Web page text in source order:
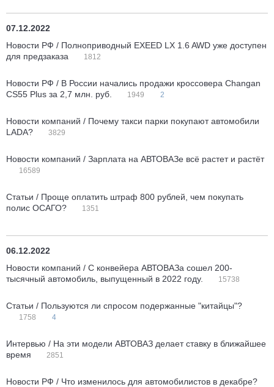
07.12.2022
Новости РФ / Полноприводный EXEED LX 1.6 AWD уже доступен
для предзаказа
1812
Новости РФ / В России начались продажи кроссовера Changan
CS55 Plus за 2,7 млн. руб.
1949 2
Новости компаний / Почему такси парки покупают автомобили
LADA?
3829
Новости компаний / Зарплата на АВТОВАЗе всё растет и растёт
16589
Статьи / Проще оплатить штраф 800 рублей, чем покупать
полис ОСАГО?
1351
06.12.2022
Новости компаний / С конвейера АВТОВАЗа сошел 200-
тысячный автомобиль, выпущенный в 2022 году.
15738
Статьи / Пользуются ли спросом подержанные "китайцы"?
1758 4
Интервью / На эти модели АВТОВАЗ делает ставку в ближайшее
время
2851
Новости РФ / Что изменилось для автомобилистов в декабре?